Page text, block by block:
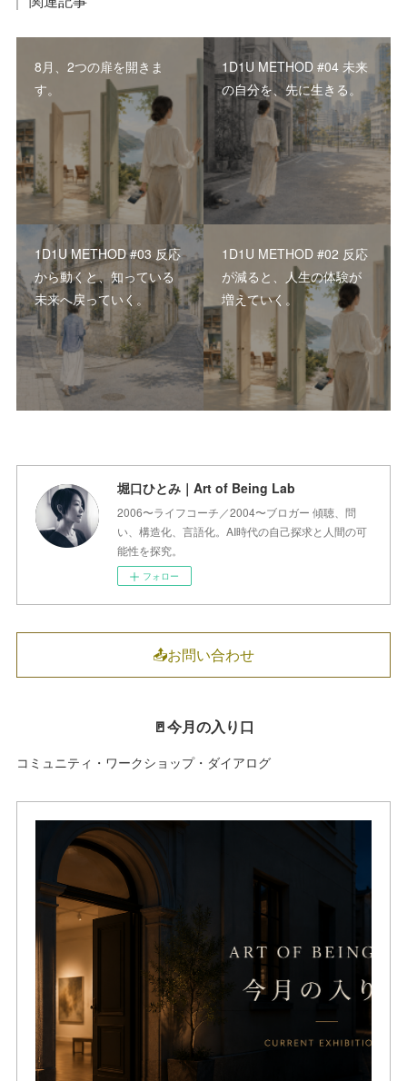
8月、2つの扉を開きま
す。
1D1U METHOD #04 未来
の自分を、先に生きる。
1D1U METHOD #03 反応
から動くと、知っている
未来へ戻っていく。
1D1U METHOD #02 反応
が減ると、人生の体験が
増えていく。
堀口ひとみ｜Art of Being Lab
2006〜ライフコーチ／2004〜ブロガー 傾聴、問
い、構造化、言語化。AI時代の自己探求と人間の可
能性を探究。
フォロー
📤お問い合わせ
🚪今月の入り口
コミュニティ・ワークショップ・ダイアログ